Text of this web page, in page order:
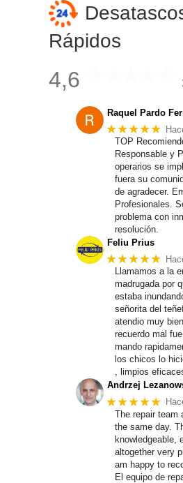
Rápidos
4,6
Raquel Pardo
★★★★★
TOP
Responsable y
operarios se
fuera su
de agradecer.
Profesionales.
problema con
resolución.
Feliu Prius
★★★★★
Llamamos a la
madrugada por
estaba
señorita del
atendio muy
recuerdo mal
mando
los chicos lo
, limpios
Andrzej
★★★★★
The repair team
the same day.
knowledgeable,
altogether very
am happy to
El equipo de